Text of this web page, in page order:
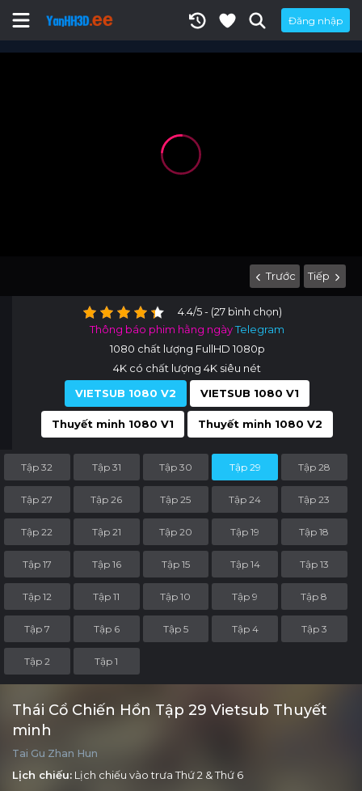
Đăng nhập
Trước Tiếp
4.4/5 - (27 bình chọn)
Thông báo phim hằng ngàyTelegram
1080 chất lượng FullHD 1080p
4K có chất lượng 4K siêu nét
VIETSUB 1080 V2
VIETSUB 1080 V1
Thuyết minh 1080 V1 Thuyết minh 1080 V2
Tập 32 Tập 31 Tập 30 Tập 29 Tập 28
Tập 27 Tập 26 Tập 25 Tập 24 Tập 23
Tập 22 Tập 21 Tập 20 Tập 19 Tập 18
Tập 17 Tập 16 Tập 15 Tập 14 Tập 13
Tập 12 Tập 11 Tập 10 Tập 9 Tập 8
Tập 7 Tập 6 Tập 5 Tập 4 Tập 3
Tập 2 Tập 1
Thái Cổ Chiến Hồn Tập 29 Vietsub Thuyết
minh
Tai Gu Zhan Hun
Lịch chiếu: Lịch chiếu vào trưaThứ 2 &Thứ 6